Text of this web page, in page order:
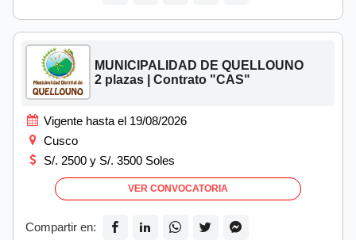
MUNICIPALIDAD DE QUELLOUNO
2 plazas | Contrato "CAS"
Vigente hasta el 19/08/2026
Cusco
S/. 2500 y S/. 3500 Soles
VER CONVOCATORIA
Compartir en: